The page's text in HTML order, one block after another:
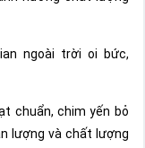
ngoài trời oi bức,
chuẩn, chim yến bỏ
lượng và chất lượng